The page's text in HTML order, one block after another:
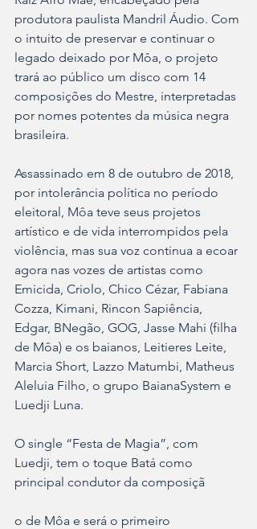
produtora paulista Mandril Áudio. Com
o intuito de preservar e continuar o
legado deixado por Môa, o projeto
trará ao público um disco com 14
composições do Mestre, interpretadas
por nomes potentes da música negra
brasileira.
Assassinado em 8 de outubro de 2018,
por intolerância política no período
eleitoral, Môa teve seus projetos
artístico e de vida interrompidos pela
violência, mas sua voz continua a ecoar
agora nas vozes de artistas como
Emicida, Criolo, Chico Cézar, Fabiana
Cozza, Kimani, Rincon Sapiência,
Edgar, BNegão, GOG, Jasse Mahi (filha
de Môa) e os baianos, Leitieres Leite,
Marcia Short, Lazzo Matumbi, Matheus
Aleluia Filho, o grupo BaianaSystem e
Luedji Luna.
O single “Festa de Magia”, com
Luedji, tem o toque Batá como
principal condutor da composiçã
o de Môa e será o primeiro